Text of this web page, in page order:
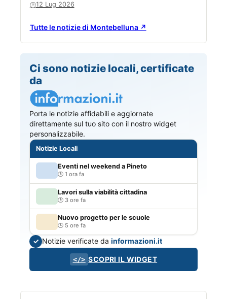
🕒12 Lug 2026
Tutte le notizie di Montebelluna ↗
Ci sono notizie locali, certificate
da
Porta le notizie affidabili e aggiornate
direttamente sul tuo sito con il nostro widget
personalizzabile.
Notizie Locali
Eventi nel weekend a Pineto
1 ora fa
Lavori sulla viabilità cittadina
3 ore fa
Nuovo progetto per le scuole
5 ore fa
✓ Notizie verificate dainformazioni.it
</> SCOPRI IL WIDGET